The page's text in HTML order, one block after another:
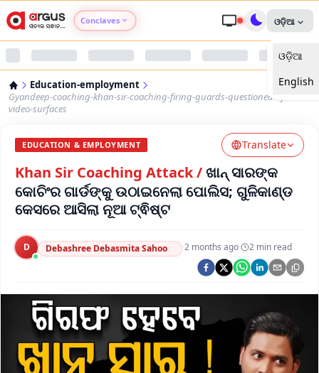
Conclaves
Argus Nari Shakti
Argus Health Connect
Argus Swaad Odisha
Argus Chalo Dekhein Apna Desh
ଓଡ଼ିଆ
ଓଡ଼ିଆ
English
Education-employment
Gyandeep-coaching-khan-sir-coaching-firing-guards-questioned-after-
video-surfaces
EDUCATION & EMPLOYMENT Translate
Khan Sir Coaching Attack/ଖାନ୍ ସାରଙ୍କ
କୋଚିଂର ଗାର୍ଡଙ୍କୁ ଉଠାଇନେଲା ପୋଲିସ; ଗୁଳିକାଣ୍ଡ
କେସରେ ଆସିଲା ନୂଆ ଟ୍ଵିଷ୍ଟ
D Debashree Debasmita Sahoo ·2 months ago· 2 min read